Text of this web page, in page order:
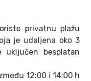
privatnu plažu
je udaljena oko 3
besplatan
12:00 i 14:00 h